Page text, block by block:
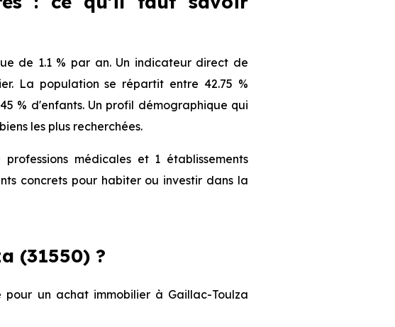
de 1.1 % par an. Un indicateur direct de
La population se répartit entre 42.75 %
% d'enfants. Un profil démographique qui
les plus recherchées.
médicales et 1 établissements
concrets pour habiter ou investir dans la
(31550) ?
un achat immobilier à Gaillac-Toulza